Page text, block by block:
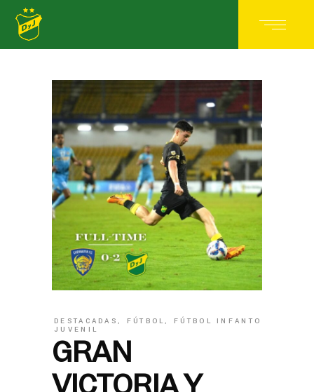
DESTACADAS, FÚTBOL, FÚTBOL INFANTO
JUVENIL
GRAN
VICTORIA Y